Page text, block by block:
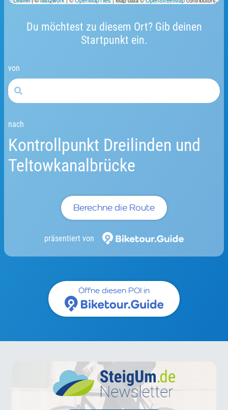
Du möchtest zu diesem Ort? Gib deinen
Startpunkt ein.
von
nach
Kontrollpunkt Dreilinden und
Teltowkanalbrücke
Berechne die Route
präsentiert von
Öffne diesen POI in